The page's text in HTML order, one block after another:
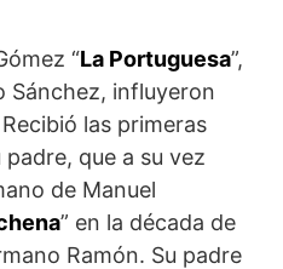
“La Portuguesa”,
Sánchez, influyeron
las primeras
que a su vez
de Manuel
” en la década de
Ramón. Su padre